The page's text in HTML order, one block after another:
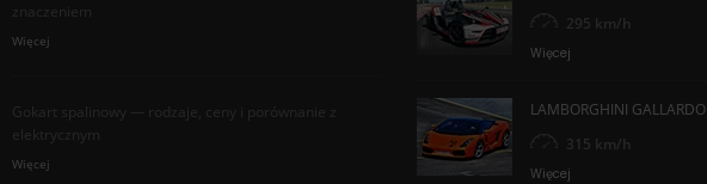
znaczeniem
Więcej
Gokart spalinowy — rodzaje, ceny i porównanie z
elektrycznym
Więcej
295 km/h
Więcej
LAMBORGHINI GALLARDO
315 km/h
Więcej